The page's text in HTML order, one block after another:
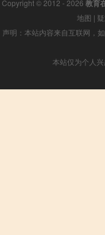
Copyright © 2012 - 2026 教育
地图 |
声明：本站内容来自互联网，
本站仅为个人